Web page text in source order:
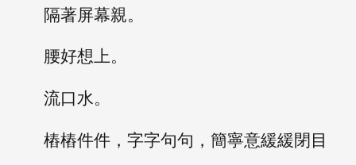
隔著屏幕親。
腰好想上。
流口水。
樁樁件件，字字句句，簡寧意緩緩閉目